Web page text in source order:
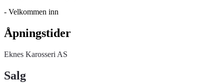
- Velkommen inn
Åpningstider
Eknes Karosseri AS
Salg